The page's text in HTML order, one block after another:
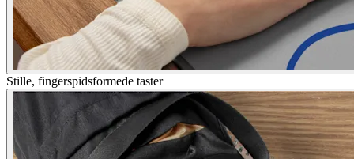
Stille, fingerspidsformede taster